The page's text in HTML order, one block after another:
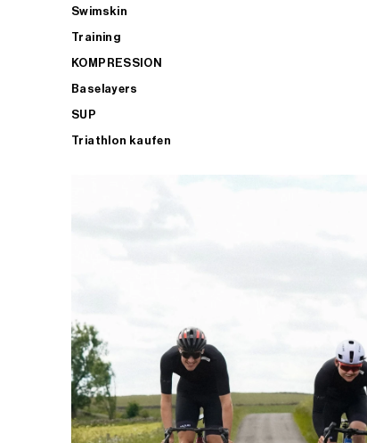
Swimskin
Training
KOMPRESSION
Baselayers
SUP
Triathlon kaufen